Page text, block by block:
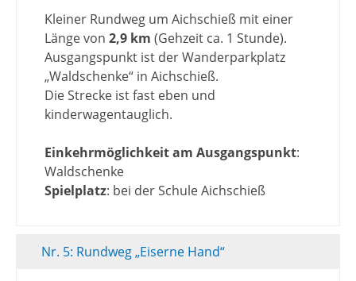
Kleiner Rundweg um Aichschieß mit einer
Länge von2,9 km (Gehzeit ca. 1 Stunde).
Ausgangspunkt ist der Wanderparkplatz
„Waldschenke“ in Aichschieß.
Die Strecke ist fast eben und
kinderwagentauglich.
Einkehrmöglichkeit am Ausgangspunkt:
Waldschenke
Spielplatz: bei der Schule Aichschieß
Nr. 5: Rundweg „Eiserne Hand“